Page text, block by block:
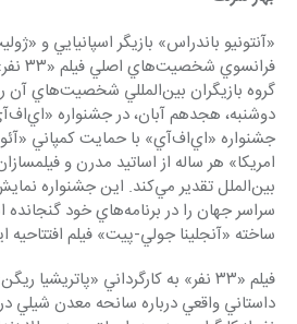
«آنتونيو باندراس» بازيگر اسپانيايي و
جشنواره «اي‌اف‌آي» با حمايت
امريكا» هر ساله از اساتيد مدرن و
بين‌الملل تقدير مي‌كند. اين
سراسر جهان را در برنامه‌هاي
ساخته «آنجلينا جولي-پيت» فيلم افتتاحيه
فيلم «٣٣ نفر» به كارگرداني